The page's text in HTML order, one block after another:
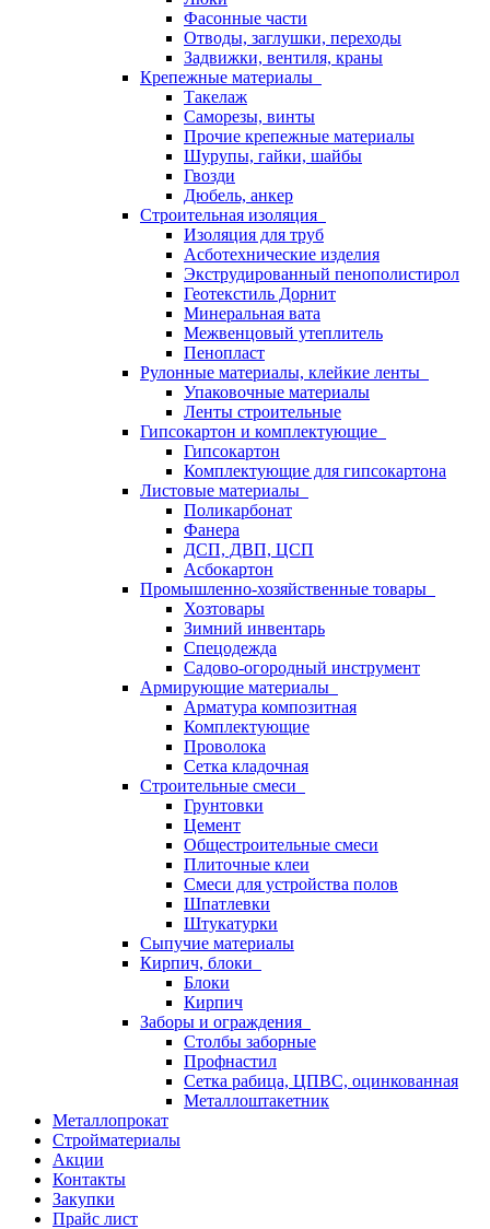
Фасонные части
Отводы, заглушки, переходы
Задвижки, вентиля, краны
Крепежные материалы
Такелаж
Саморезы, винты
Прочие крепежные материалы
Шурупы, гайки, шайбы
Гвозди
Дюбель, анкер
Строительная изоляция
Изоляция для труб
Асботехнические изделия
Экструдированный пенополистирол
Геотекстиль Дорнит
Минеральная вата
Межвенцовый утеплитель
Пенопласт
Рулонные материалы, клейкие ленты
Упаковочные материалы
Ленты строительные
Гипсокартон и комплектующие
Гипсокартон
Комплектующие для гипсокартона
Листовые материалы
Поликарбонат
Фанера
ДСП, ДВП, ЦСП
Асбокартон
Промышленно-хозяйственные товары
Хозтовары
Зимний инвентарь
Спецодежда
Садово-огородный инструмент
Армирующие материалы
Арматура композитная
Комплектующие
Проволока
Сетка кладочная
Строительные смеси
Грунтовки
Цемент
Общестроительные смеси
Плиточные клеи
Смеси для устройства полов
Шпатлевки
Штукатурки
Сыпучие материалы
Кирпич, блоки
Блоки
Кирпич
Заборы и ограждения
Столбы заборные
Профнастил
Сетка рабица, ЦПВС, оцинкованная
Металлоштакетник
Металлопрокат
Стройматериалы
Акции
Контакты
Закупки
Прайс лист